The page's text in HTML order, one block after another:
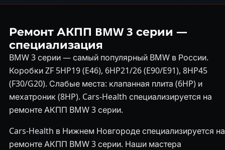
Ремонт АКПП BMW 3 серии —
специализация
BMW 3 серии — самый популярный BMW в России.
Коробки ZF 5HP19 (E46), 6HP21/26 (E90/E91), 8HP45
(F30/G20). Слабые места: клапанная плита (6HP) и
мехатроник (8HP). Cars-Health специализируется на
ремонте АКПП BMW 3 серии.
Cars-Health в Нижнем Новгороде специализируется на
ремонте АКПП BMW 3 серии. Наши мастера